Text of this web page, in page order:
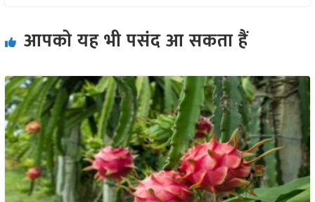
आपको यह भी पसंद आ सकता हैं